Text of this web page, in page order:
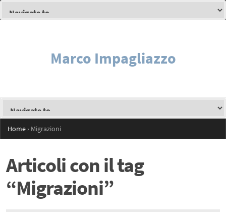
Marco Impagliazzo
Home › Migrazioni
Articoli con il tag
“Migrazioni”